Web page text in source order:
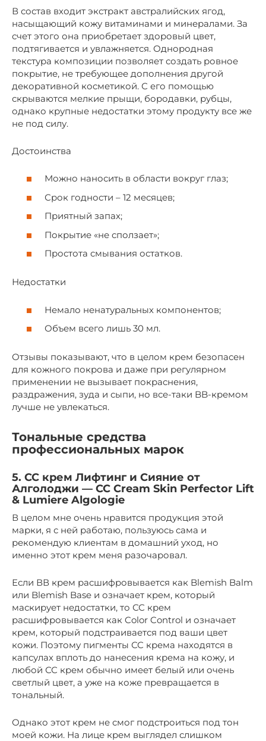
В состав входит экстракт австралийских ягод,
насыщающий кожу витаминами и минералами. За
счет этого она приобретает здоровый цвет,
подтягивается и увлажняется. Однородная
текстура композиции позволяет создать ровное
покрытие, не требующее дополнения другой
декоративной косметикой. С его помощью
скрываются мелкие прыщи, бородавки, рубцы,
однако крупные недостатки этому продукту все же
не под силу.
Достоинства
Можно наносить в области вокруг глаз;
Срок годности – 12 месяцев;
Приятный запах;
Покрытие «не сползает»;
Простота смывания остатков.
Недостатки
Немало ненатуральных компонентов;
Объем всего лишь 30 мл.
Отзывы показывают, что в целом крем безопасен
для кожного покрова и даже при регулярном
применении не вызывает покраснения,
раздражения, зуда и сыпи, но все-таки BB-кремом
лучше не увлекаться.
Тональные средства
профессиональных марок
5. СС крем Лифтинг и Сияние от
Алголоджи — CC Cream Skin Perfector Lift
& Lumiere Algologie
В целом мне очень нравится продукция этой
марки, я с ней работаю, пользуюсь сама и
рекомендую клиентам в домашний уход, но
именно этот крем меня разочаровал.
Если ВВ крем расшифровывается как Blemish Balm
или Blemish Base и означает крем, который
маскирует недостатки, то СС крем
расшифровывается как Color Control и означает
крем, который подстраивается под ваши цвет
кожи. Поэтому пигменты СС крема находятся в
капсулах вплоть до нанесения крема на кожу, и
любой СС крем обычно имеет белый или очень
светлый цвет, а уже на коже превращается в
тональный.
Однако этот крем не смог подстроиться под тон
моей кожи. На лице крем выглядел слишком